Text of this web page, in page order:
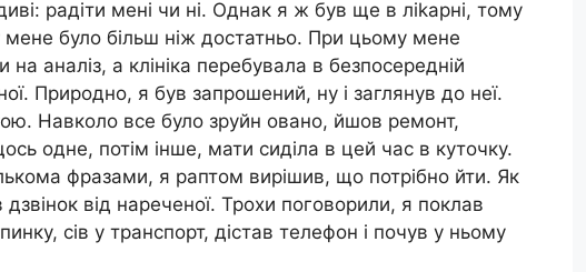
радіти мені чи ні. Однак я ж був ще в ліkарні, тому
мене було більш ніж достатньо. При цьому мене
на аналіз, а клініка перебувала в безпосередній
Природно, я був запрошений, ну і заглянув до неї.
Навколо все було зруйн овано, йшов ремонт,
одне, потім інше, мати сиділа в цей час в куточку.
фразами, я раптом вирішив, що потрібно йти. Як
від нареченої. Трохи поговорили, я поклав
сів у транспорт, дістав телефон і почув у ньому